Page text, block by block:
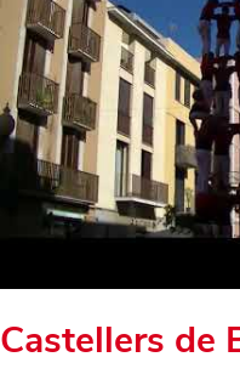
Castellers de